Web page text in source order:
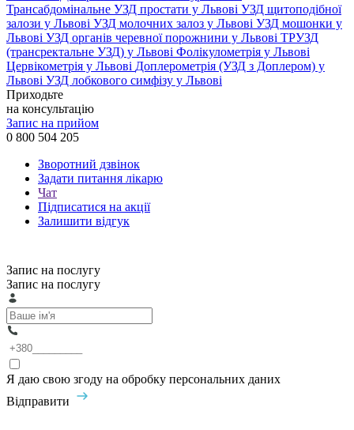
Трансабдомінальне УЗД простати у Львові УЗД щитоподібної
залози у Львові УЗД молочних залоз у Львові УЗД мошонки у
Львові УЗД органів черевної порожнини у Львові ТРУЗД
(трансректальне УЗД) у Львові Фолікулометрія у Львові
Цервікометрія у Львові Доплерометрія (УЗД з Доплером) у
Львові УЗД лобкового симфізу у Львові
Приходьте
на консультацію
Запис на прийом
0 800 504 205
Зворотний дзвінок
Задати питання лікарю
Чат
Підписатися на акції
Залишити відгук
Запис на послугу
Запис на послугу
Я даю свою згоду на обробку персональних даних
Відправити